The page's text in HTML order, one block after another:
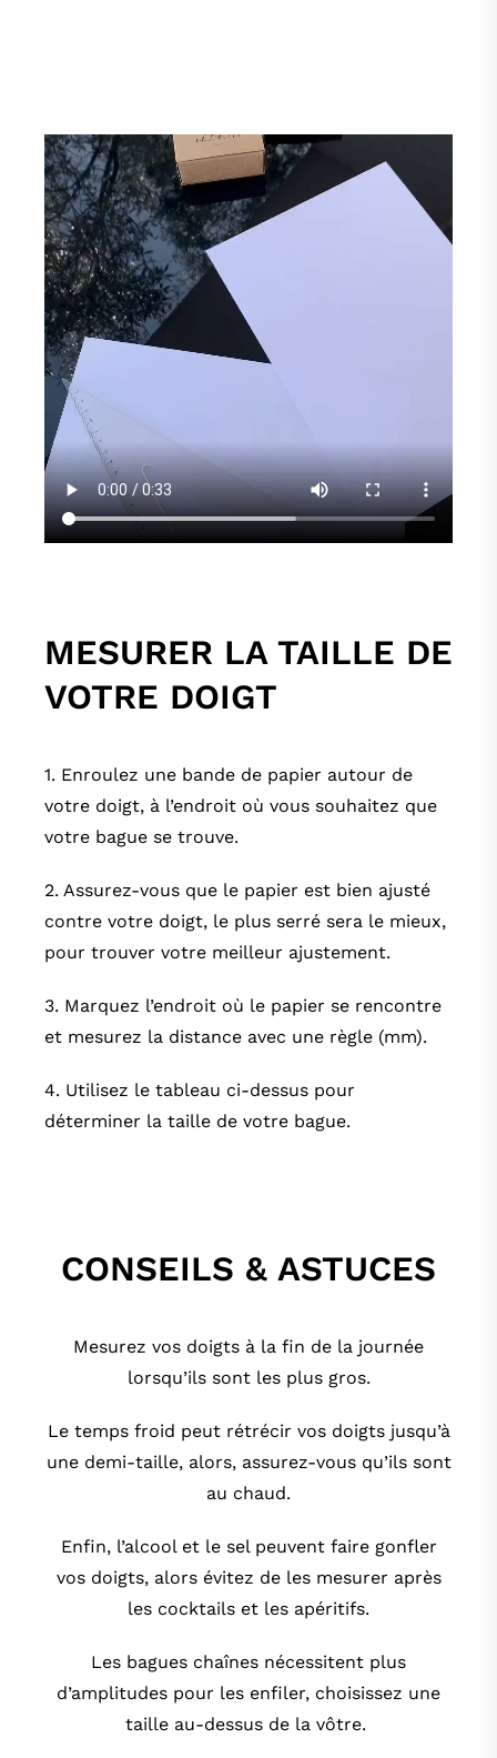
MESURER LA TAILLE DE
VOTRE DOIGT
1. Enroulez une bande de papier autour de
votre doigt, à l’endroit où vous souhaitez que
votre bague se trouve.
2. Assurez-vous que le papier est bien ajusté
contre votre doigt, le plus serré sera le mieux,
pour trouver votre meilleur ajustement.
3. Marquez l’endroit où le papier se rencontre
et mesurez la distance avec une règle (mm).
4. Utilisez le tableau ci-dessus pour
déterminer la taille de votre bague.
CONSEILS & ASTUCES
Mesurez vos doigts à la fin de la journée
lorsqu’ils sont les plus gros.
Le temps froid peut rétrécir vos doigts jusqu’à
une demi-taille, alors, assurez-vous qu’ils sont
au chaud.
Enfin, l’alcool et le sel peuvent faire gonfler
vos doigts, alors évitez de les mesurer après
les cocktails et les apéritifs.
Les bagues chaînes nécessitent plus
d’amplitudes pour les enfiler, choisissez une
taille au-dessus de la vôtre.